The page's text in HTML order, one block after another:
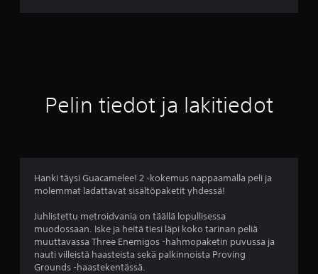
v
.
t
Pelin tiedot ja lakitiedot
Hanki täysi Guacamelee! 2 -kokemus nappaamalla peli ja
molemmat ladattavat sisältöpaketit yhdessä!
Juhlistettu metroidvania on täällä lopullisessa
muodossaan. Iske ja heitä tiesi läpi koko tarinan peliä
muuttavassa Three Enemigos -hahmopaketin puvussa ja
nauti villeistä haasteista sekä palkinnoista Proving
Grounds -haastekentässä.